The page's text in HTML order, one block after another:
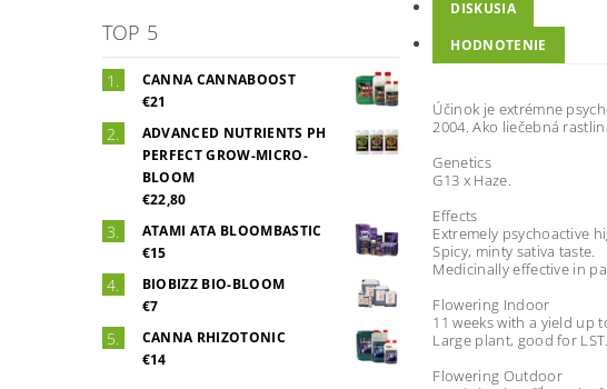
TOP 5
CANNA CANNABOOST
€21
ADVANCED NUTRIENTS PH
PERFECT GROW-MICRO-
BLOOM
€22,80
ATAMI ATA BLOOMBASTIC
€15
BIOBIZZ BIO-BLOOM
€7
CANNA RHIZOTONIC
€14
DISKUSIA
HODNOTENIE
Účinok je extrémne
2004. Ako liečebná
Genetics
G13 x Haze.
Effects
Extremely psychoactive
Spicy, minty sativa taste.
Medicinally effective in
Flowering Indoor
11 weeks with a yield up
Large plant, good for LST.
Flowering Outdoor